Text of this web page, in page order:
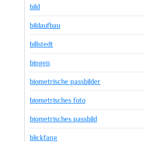
bild
bildaufbau
billstedt
bingen
biometrische passbilder
biometrisches foto
biometrisches passbild
blickfang